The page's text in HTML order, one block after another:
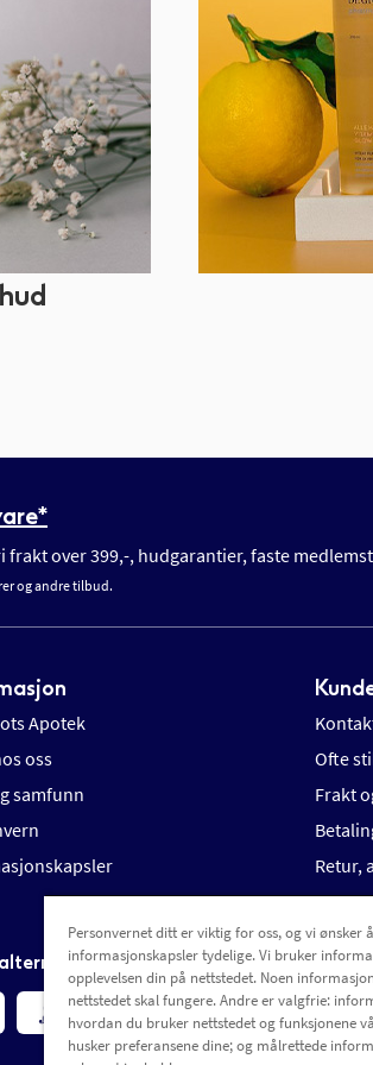
over 399,-, hudgarantier, faste
og andre tilbud.
Apotek
oss
samfunn
Ofte
Frakt
Retur,
Personvernet ditt er viktig for oss, og vi ønsker
informasjonskapsler tydelige. Vi bruker
opplevelsen din på nettstedet. Noen
nettstedet skal fungere. Andre er valgfrie:
hvordan du bruker nettstedet og funksjonene
husker preferansene dine; og målrettede